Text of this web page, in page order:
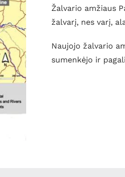
Žalvario amžiaus
žalvarį, nes varį,
Naujojo žalvario
sumenkėjo ir